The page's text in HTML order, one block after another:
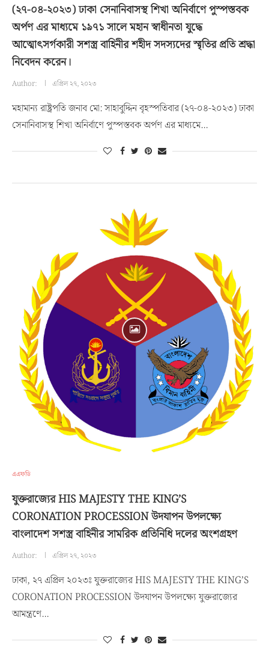
(২৭-০৪-২০২৩) ঢাকা সেনানিবাসস্থ শিখা অনির্বাণে পুস্পস্তবক
অর্পণ এর মাধ্যমে ১৯৭১ সালে মহান স্বাধীনতা যুদ্ধে
আত্মোৎসর্গকারী সশস্ত্র বাহিনীর শহীদ সদস্যদের স্মৃতির প্রতি শ্রদ্ধা
নিবেদন করেন।
Author: এপ্রিল ২৭, ২০২৩
মহামান্য রাষ্ট্রপতি জনাব মো: সাহাবুদ্দিন বৃহস্পতিবার (২৭-০৪-২০২৩) ঢাকা
সেনানিবাসস্থ শিখা অনির্বাণে পুস্পস্তবক অর্পণ এর মাধ্যমে…
এএফডি
যুক্তরাজ্যের HIS MAJESTY THE KING’S
CORONATION PROCESSION উদযাপন উপলক্ষ্যে
বাংলাদেশ সশস্ত্র বাহিনীর সামরিক প্রতিনিধি দলের অংশগ্রহণ
Author: এপ্রিল ২৭, ২০২৩
ঢাকা, ২৭ এপ্রিল ২০২৩ঃ যুক্তরাজ্যের HIS MAJESTY THE KING’S
CORONATION PROCESSION উদযাপন উপলক্ষ্যে যুক্তরাজ্যের
আমন্ত্রণে…